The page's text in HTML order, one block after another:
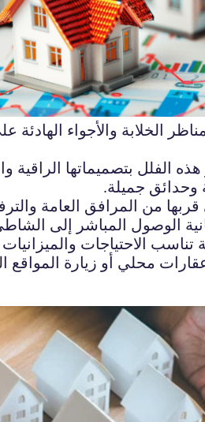
الخلابة والأجواء الهادئة
بتصميماتها الراقية
وحدائق جميلة.
من المرافق العامة
الاحتياجات